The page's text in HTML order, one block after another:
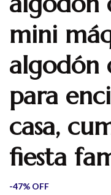
mini
algodón
para
casa,
fiesta
-47% OFF